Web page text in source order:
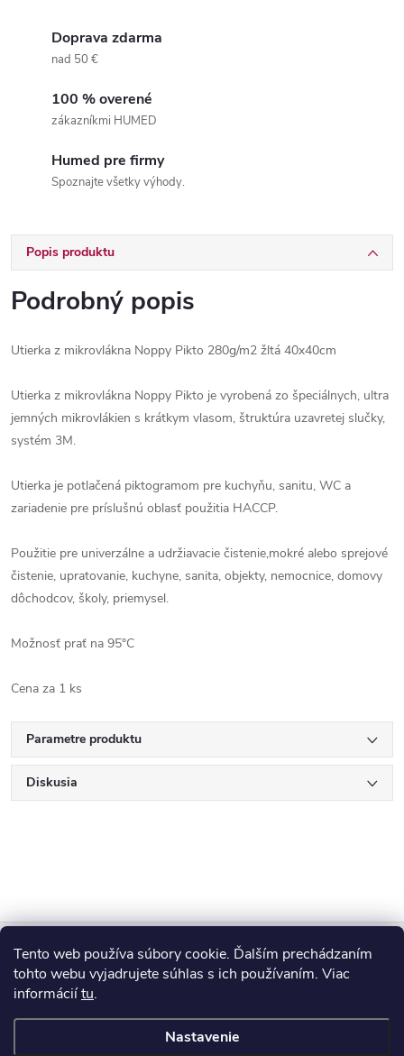
Tento web používa súbory cookie. Ďalším prechádzaním
tohto webu vyjadrujete súhlas s ich používaním. Viac
informáciítu.
Nastavenie
Doprava zdarma
nad 50 €
100 % overené
zákazníkmi HUMED
Humed pre firmy
Spoznajte všetky výhody.
Popis produktu
Podrobný popis
Utierka z mikrovlákna Noppy Pikto 280g/m2 žltá 40x40cm
Utierka z mikrovlákna Noppy Pikto je vyrobená zo špeciálnych, ultra
jemných mikrovlákien s krátkym vlasom, štruktúra uzavretej slučky,
systém 3M.
Utierka je potlačená piktogramom pre kuchyňu, sanitu, WC a
zariadenie pre príslušnú oblasť použitia HACCP.
Použitie pre univerzálne a udržiavacie čistenie,mokré alebo sprejové
čistenie, upratovanie, kuchyne, sanita, objekty, nemocnice, domovy
dôchodcov, školy, priemysel.
Možnosť prať na 95°C
Cena za 1 ks
Parametre produktu
Diskusia
Z
á
p
Blog
Informácie pre vás